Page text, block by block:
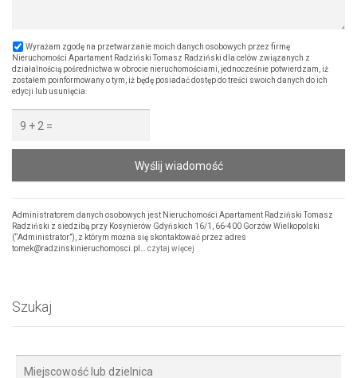
Wyrażam zgodę na przetwarzanie moich danych osobowych przez firmę
Nieruchomości Apartament Radziński Tomasz Radziński dla celów związanych z
działalnością pośrednictwa w obrocie nieruchomościami, jednocześnie potwierdzam, iż
zostałem poinformowany o tym, iż będę posiadać dostęp do treści swoich danych do ich
edycji lub usunięcia.
Wyślij wiadomość
Administratorem danych osobowych jest Nieruchomości Apartament Radziński Tomasz
Radziński z siedzibą przy Kosynierów Gdyńskich 16/1, 66-400 Gorzów Wielkopolski
(“Administrator”), z którym można się skontaktować przez adres
tomek@radzinskinieruchomosci.pl… czytaj więcej
Szukaj